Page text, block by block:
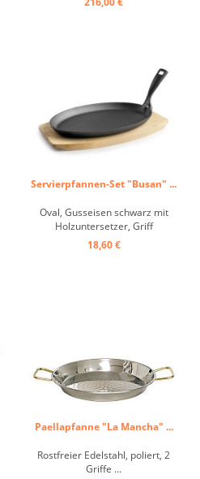
Servierpfannen-Set "Busan" ...
Oval, Gusseisen schwarz mit
Holzuntersetzer, Griff
abnehmbar ...
18,60 €
Paellapfanne "La Mancha" ...
Rostfreier Edelstahl, poliert, 2
Griffe ...